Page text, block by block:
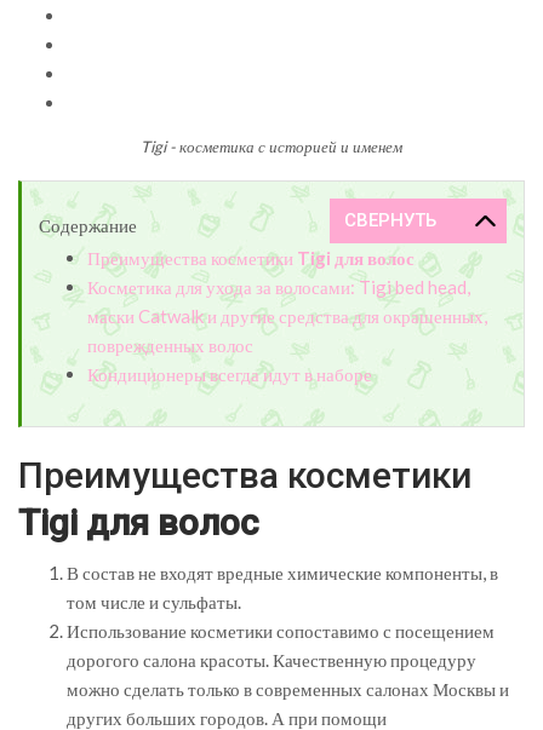
Tigi - косметика с историей и именем
Содержание
Преимущества косметики Tigi для волос
Косметика для ухода за волосами: Tigi bed head,
маски Catwalk и другие средства для окрашенных,
поврежденных волос
Кондиционеры всегда идут в наборе
Преимущества косметики
Tigi для волос
В состав не входят вредные химические компоненты, в
том числе и сульфаты.
Использование косметики сопоставимо с посещением
дорогого салона красоты. Качественную процедуру
можно сделать только в современных салонах Москвы и
других больших городов. А при помощи